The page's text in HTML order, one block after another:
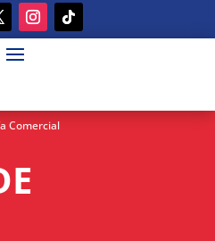
Comercial